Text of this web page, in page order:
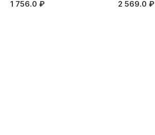
1 756.0 ₽ 2 569.0 ₽